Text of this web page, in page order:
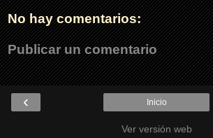
No hay comentarios:
Publicar un comentario
‹ Inicio
Ver versión web